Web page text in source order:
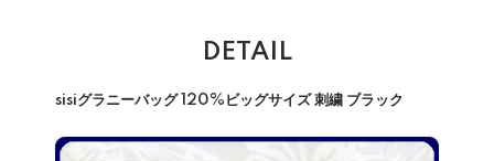
DETAIL
sisiグラニーバッグ 120%ビッグサイズ 刺繍 ブラック